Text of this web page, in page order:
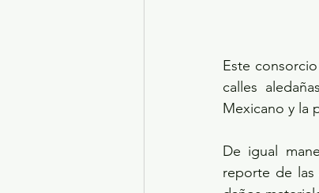
Este
calles
Mexicano y la
De igual
reporte de las